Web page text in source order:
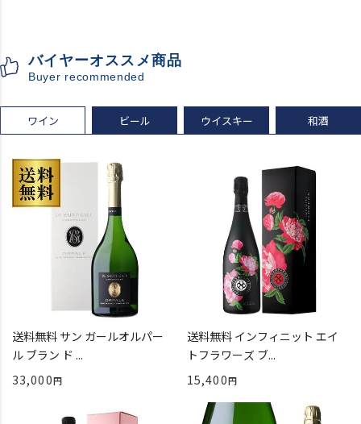
バイヤーオススメ商品
Buyer recommended
ワイン ビール ウイスキー 和酒
送料無料 サン ガールオルパー
ル ブラン ド ...
33,000
送料無料 インフィニット エイ
トフラワーズ ブ...
15,400